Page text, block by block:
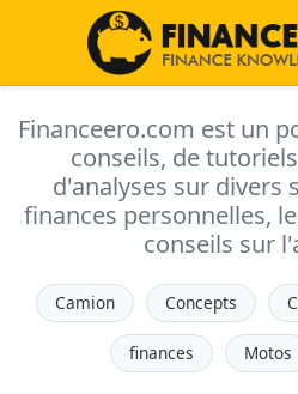
Financeero.com est un
conseils, de
d'analyses sur divers
finances personnelles,
conseils sur
Camion Concepts
finances Motos